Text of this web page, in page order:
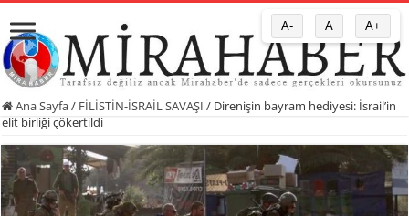
Ana Sayfa/ FİLİSTİN-İSRAİL SAVAŞI / Direnişin bayram hediyesi: İsrail’in
elit birliği çökertildi
A- A A+